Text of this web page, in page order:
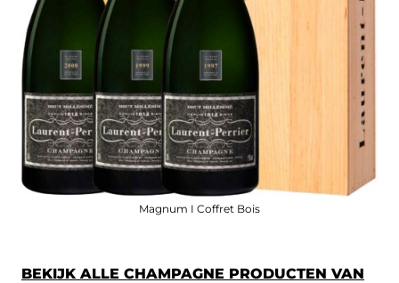
Magnum I Coffret Bois
BEKIJK ALLE CHAMPAGNE PRODUCTEN VAN